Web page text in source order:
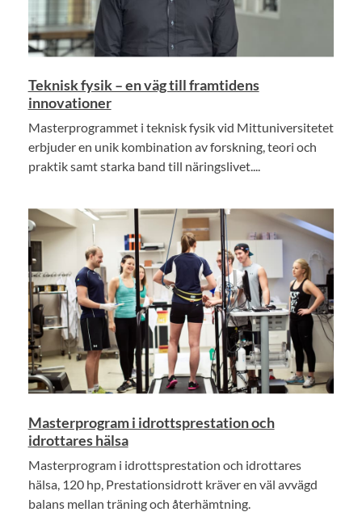
Teknisk fysik – en väg till framtidens
innovationer
Masterprogrammet i teknisk fysik vid Mittuniversitetet
erbjuder en unik kombination av forskning, teori och
praktik samt starka band till näringslivet....
Masterprogram i idrottsprestation och
idrottares hälsa
Masterprogram i idrottsprestation och idrottares
hälsa, 120 hp, Prestationsidrott kräver en väl avvägd
balans mellan träning och återhämtning.